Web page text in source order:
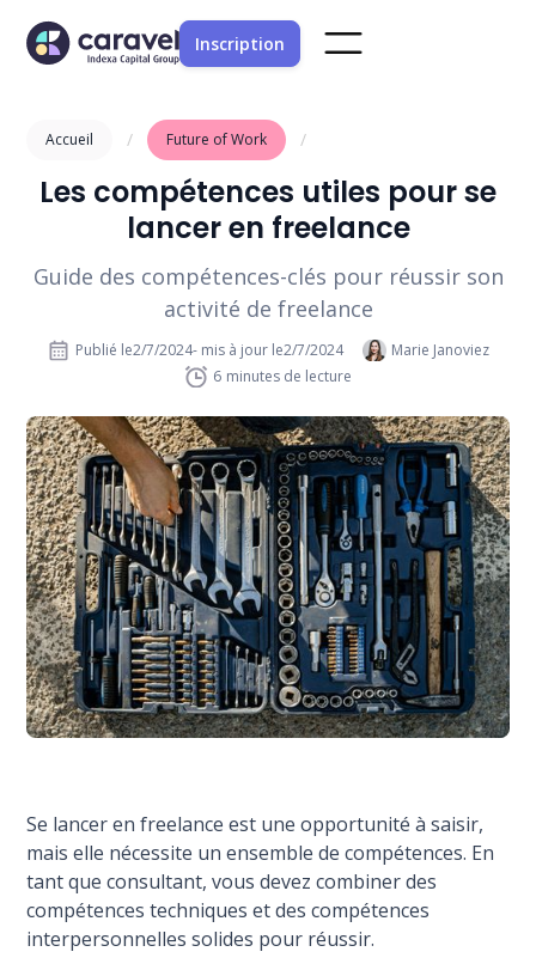
Inscription
Accueil / Future of Work /
Les compétences utiles pour se
lancer en freelance
Guide des compétences-clés pour réussir son
activité de freelance
Publié le2/7/2024- mis à jour le2/7/2024
Marie Janoviez
6 minutes de lecture
Se lancer en freelance est une opportunité à saisir,
mais elle nécessite un ensemble de compétences. En
tant que consultant, vous devez combiner des
compétences techniques et des compétences
interpersonnelles solides pour réussir.